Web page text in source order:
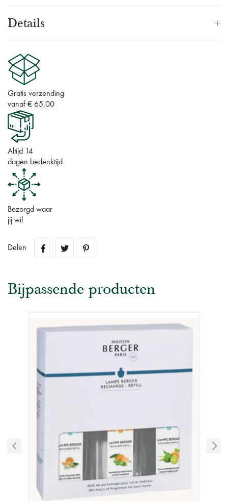
Details
Gratis verzending
vanaf € 65,00
Altijd 14
dagen bedenktijd
Bezorgd waar
jij wil
Delen
Bijpassende producten